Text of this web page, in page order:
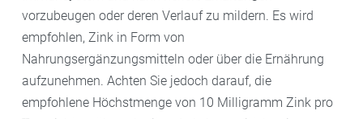
vorzubeugen oder deren Verlauf zu mildern. Es wird
empfohlen, Zink in Form von
Nahrungsergänzungsmitteln oder über die Ernährung
aufzunehmen. Achten Sie jedoch darauf, die
empfohlene Höchstmenge von 10 Milligramm Zink pro